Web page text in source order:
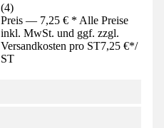
(4)
Preis — 7,25 € * Alle Preise
inkl. MwSt. und ggf. zzgl.
Versandkosten pro ST7,25 €*/
ST